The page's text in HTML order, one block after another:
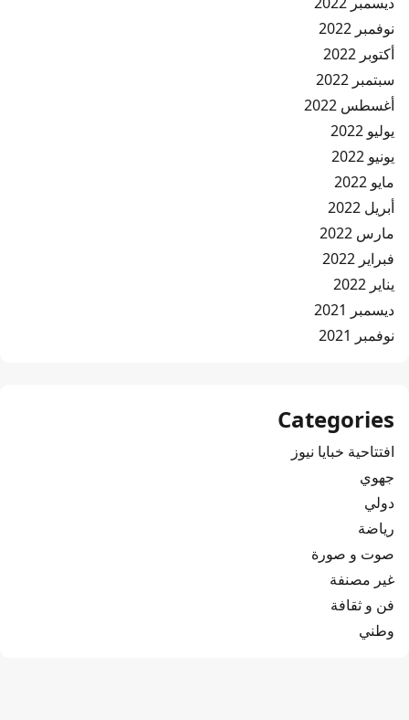
نوفمبر 2022
أكتوبر 2022
سبتمبر 2022
أغسطس 2022
يوليو 2022
يونيو 2022
مايو 2022
أبريل 2022
مارس 2022
فبراير 2022
يناير 2022
ديسمبر 2021
نوفمبر 2021
Categories
افتتاحية خبايا نيوز
جهوي
دولي
رياضة
صوت و صورة
غير مصنفة
فن و ثقافة
وطني